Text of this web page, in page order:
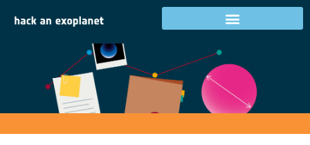
2023 m. projekto
galerija